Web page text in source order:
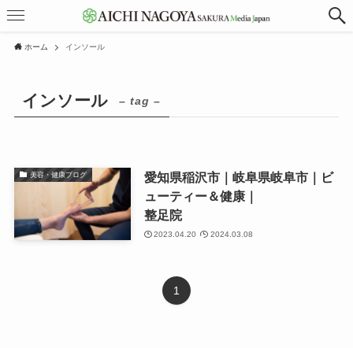
ホーム インソール
インソール – tag –
美容・健康ブログ
愛知県稲沢市｜岐阜県岐阜市｜ビ
ューティー＆健康｜
整足院
2023.04.20 2024.03.08
1